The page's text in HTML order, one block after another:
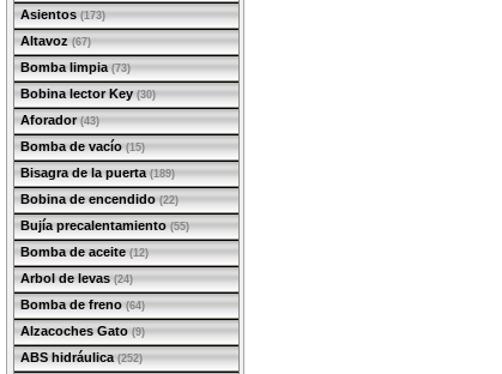
Asientos (173)
Altavoz (67)
Bomba limpia (73)
Bobina lector Key (30)
Aforador (43)
Bomba de vacío (15)
Bisagra de la puerta (189)
Bobina de encendido (22)
Bujía precalentamiento (55)
Bomba de aceite (12)
Arbol de levas (24)
Bomba de freno (64)
Alzacoches Gato (9)
ABS hidráulica (252)